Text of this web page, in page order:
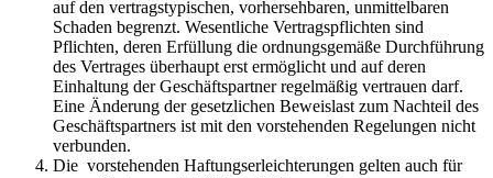
auf den vertragstypischen, vorhersehbaren, unmittelbaren
Schaden begrenzt. Wesentliche Vertragspflichten sind
Pflichten, deren Erfüllung die ordnungsgemäße Durchführung
des Vertrages überhaupt erst ermöglicht und auf deren
Einhaltung der Geschäftspartner regelmäßig vertrauen darf.
Eine Änderung der gesetzlichen Beweislast zum Nachteil des
Geschäftspartners ist mit den vorstehenden Regelungen nicht
verbunden.
Die vorstehenden Haftungserleichterungen gelten auch für